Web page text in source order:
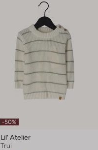
-50%
Lil' Atelier
Trui